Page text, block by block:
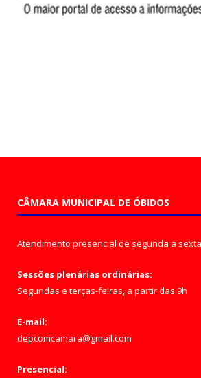
CÂMARA MUNICIPAL DE ÓBIDOS
Atendimento presencial de segunda a
Sessões plenárias ordinárias:
Segundas e terças-feiras, a partir das 9h
E-mail:
depcomcamara@gmail.com
Presencial: